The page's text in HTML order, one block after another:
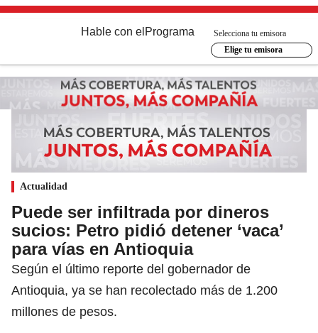
Hable con el Programa
Selecciona tu emisora
Elige tu emisora
Actualidad
Puede ser infiltrada por dineros
sucios: Petro pidió detener ‘vaca’
para vías en Antioquia
Según el último reporte del gobernador de
Antioquia, ya se han recolectado más de 1.200
millones de pesos.